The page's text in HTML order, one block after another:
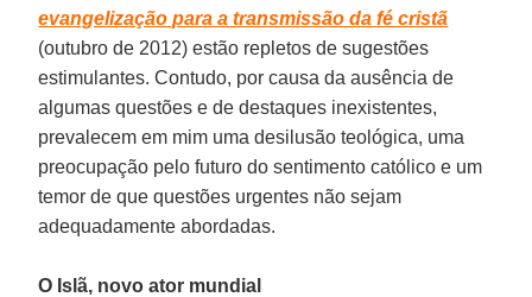
evangelização para a transmissão da fé cristã
(outubro de 2012) estão repletos de sugestões
estimulantes. Contudo, por causa da ausência de
algumas questões e de destaques inexistentes,
prevalecem em mim uma desilusão teológica, uma
preocupação pelo futuro do sentimento católico e um
temor de que questões urgentes não sejam
adequadamente abordadas.
O Islã, novo ator mundial